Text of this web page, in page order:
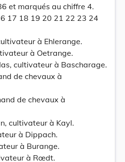
et marqués au chiffre 4.
17 18 19 20 21 22 23 24
à Ehlerange.
à Oetrange.
cultivateur à Bascharage.
de chevaux à
de chevaux à
cultivateur à Kayl.
à Dippach.
à Burange.
à Rœdt.